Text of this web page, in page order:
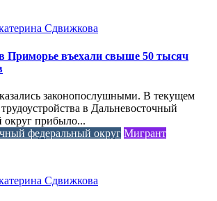
Сдвижкова
Приморье въехали свыше 50 тысяч
законопослушными. В текущем
в Дальневосточный
округ прибыло...
федеральный округ Мигрант
Сдвижкова